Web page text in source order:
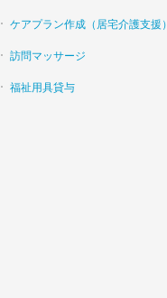
ケアプラン作成（居宅介護支援）
訪問マッサージ
福祉用具貸与